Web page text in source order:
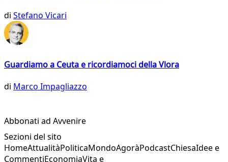
di Stefano Vicari
Guardiamo a Ceuta e ricordiamoci della Vlora
di Marco Impagliazzo
Abbonati ad Avvenire
Sezioni del sito
HomeAttualitàPoliticaMondoAgoràPodcastChiesaIdee e
CommentiEconomiaVita e